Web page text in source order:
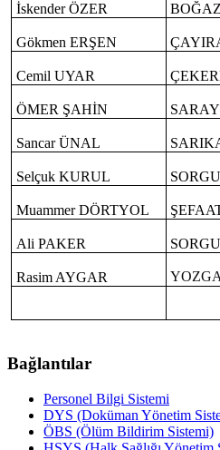
İskender ÖZER
Gökmen ERŞEN
Cemil UYAR
ÖMER ŞAHİN
Sancar ÜNAL
Selçuk KURUL
Muammer DÖRTYOL
Ali PAKER
Rasim AYGAR
Bağlantılar
Personel Bilgi Sistemi
DYS (Doküman Yönetim
ÖBS (Ölüm Bildirim Sistemi)